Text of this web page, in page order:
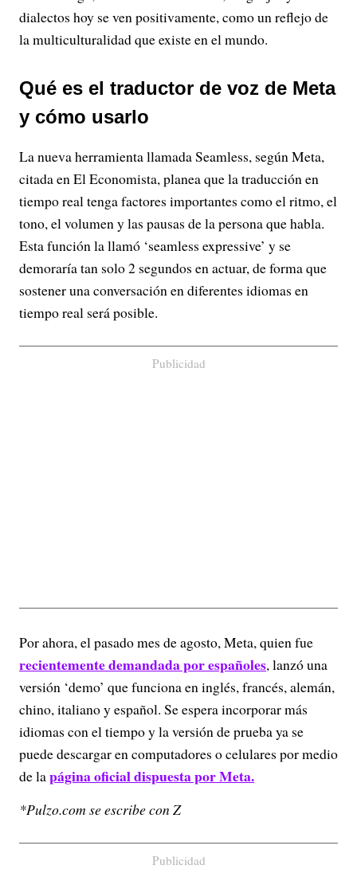
dialectos hoy se ven positivamente, como un reflejo de
la multiculturalidad que existe en el mundo.
Qué es el traductor de voz de Meta
y cómo usarlo
La nueva herramienta llamada Seamless, según Meta,
citada en El Economista, planea que la traducción en
tiempo real tenga factores importantes como el ritmo, el
tono, el volumen y las pausas de la persona que habla.
Esta función la llamó ‘seamless expressive’ y se
demoraría tan solo 2 segundos en actuar, de forma que
sostener una conversación en diferentes idiomas en
tiempo real será posible.
Publicidad
Por ahora, el pasado mes de agosto, Meta, quien fue
recientemente demandada por españoles, lanzó una
versión ‘demo’ que funciona en inglés, francés, alemán,
chino, italiano y español. Se espera incorporar más
idiomas con el tiempo y la versión de prueba ya se
puede descargar en computadores o celulares por medio
de lapágina oficial dispuesta por Meta.
*Pulzo.com se escribe con Z
Publicidad